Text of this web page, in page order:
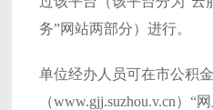
务”网站两部分）进行。
单位经办人员可在市公积
（www.gjj.suzhou.v.cn）“